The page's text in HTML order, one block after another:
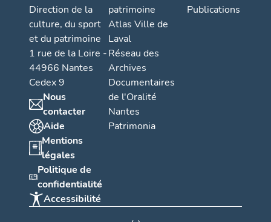
Direction de la
culture, du sport
et du patrimoine
1 rue de la Loire -
44966 Nantes
Cedex 9
Nous
contacter
Aide
Mentions
légales
Politique de
confidentialité
Accessibilité
patrimoine
Atlas Ville de
Laval
Réseau des
Archives
Documentaires
de l'Oralité
Nantes
Patrimonia
Publications